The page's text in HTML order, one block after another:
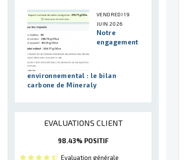
VENDREDI 19
JUIN 2026
Notre
engagement
environnemental : le bilan
carbone de Mineraly
EVALUATIONS CLIENT
98.43% POSITIF
Evaluation générale